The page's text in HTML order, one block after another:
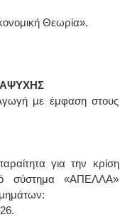
Θεωρία».
με έμφαση στους
για την κρίση
σύστημα «ΑΠΕΛΛΑ»